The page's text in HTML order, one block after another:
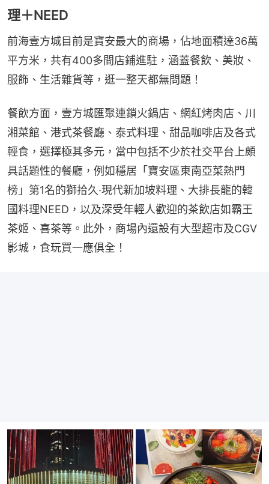
理＋NEED
前海壹方城目前是寶安最大的商場，佔地面積達36萬
平方米，共有400多間店鋪進駐，涵蓋餐飲、美妝、
服飾、生活雜貨等，逛一整天都無問題！
餐飲方面，壹方城匯聚連鎖火鍋店、網紅烤肉店、川
湘菜館、港式茶餐廳、泰式料理、甜品咖啡店及各式
輕食，選擇極其多元，當中包括不少於社交平台上頗
具話題性的餐廳，例如穩居「寶安區東南亞菜熱門
榜」第1名的獅拾久·現代新加坡料理、大排長龍的韓
國料理NEED，以及深受年輕人歡迎的茶飲店如霸王
茶姬、喜茶等。此外，商場內還設有大型超市及CGV
影城，食玩買一應俱全！